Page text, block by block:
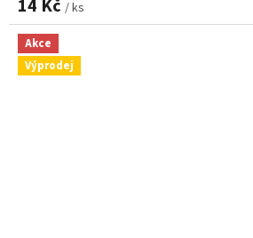
14 Kč / ks
Akce
Výprodej